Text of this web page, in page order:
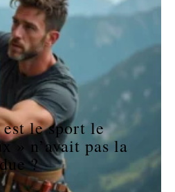
le sport le
» n’avait pas la
?